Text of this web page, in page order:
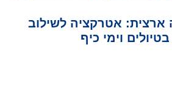
ארצית: אטרקציה לשילוב
וימי כיף